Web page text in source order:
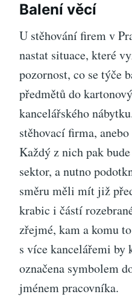
Balení věcí
U stěhování firem v
nastat situace, které
pozornost, co se týče
předmětů do
kancelářského
stěhovací firma,
Každý z nich pak
sektor, a nutno
směru měli mít již
krabic i částí
zřejmé, kam a komu
s více kancelářemi by
označena symbolem
jménem pracovníka.